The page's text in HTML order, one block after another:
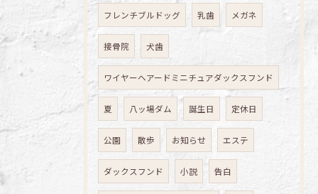
フレンチブルドッグ 乳歯 メガネ
接骨院 犬歯
ワイヤーヘアードミニチュアダックスフンド
夏 八ッ場ダム 誕生日 定休日
公園 散歩 お知らせ エステ
ダックスフンド 小説 告白